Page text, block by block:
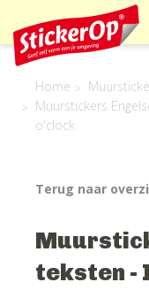
Home
Muurstickers
o'clock
Terug naar
teksten -